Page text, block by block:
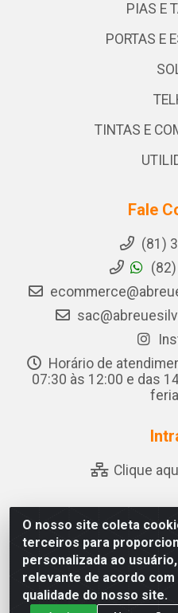
O nosso site coleta
terceiros para
personalizada ao
relevante de acordo
qualidade do nosso site.
PIAS E
PORTAS E
TINTAS E
Fale
(81)
Horário de
07:30 às 12:00 e das
Clique
Abreu & Silva - Rua Padre
Olho D'Água das Flores/